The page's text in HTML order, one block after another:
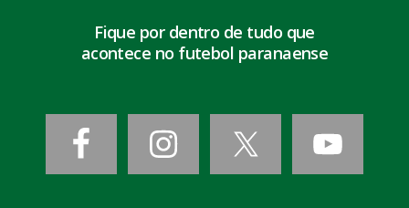
Fique por dentro de tudo que
acontece no futebol paranaense